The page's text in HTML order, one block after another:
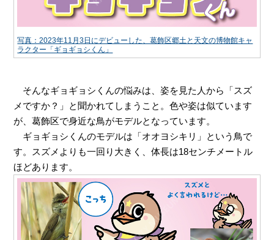
写真：2023年11月3日にデビューした、葛飾区郷土と天文の博物館キャ
ラクター「ギョギョシくん」
そんなギョギョシくんの悩みは、姿を見た人から「スズ
メですか？」と聞かれてしまうこと。色や姿は似ています
が、葛飾区で身近な鳥がモデルとなっています。
ギョギョシくんのモデルは「オオヨシキリ」という鳥で
す。スズメよりも一回り大きく、体長は18センチメートル
ほどあります。